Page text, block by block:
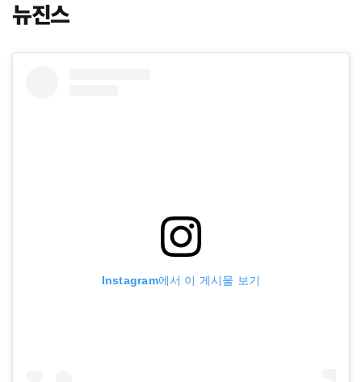
뉴진스
Instagram에서 이 게시물 보기